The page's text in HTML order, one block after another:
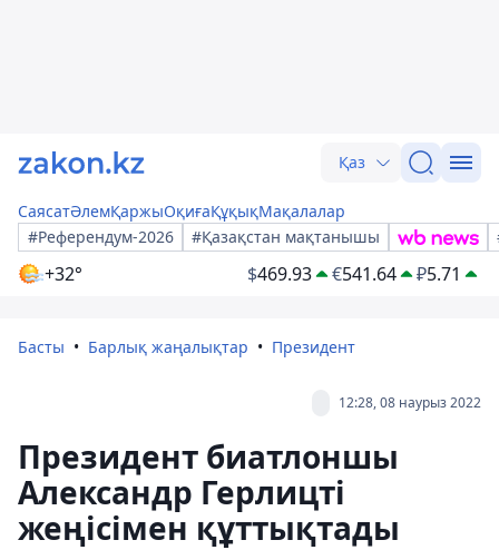
Қаз
СаясатӘлемҚаржыОқиғаҚұқықМақалалар
#Референдум-2026
#Қазақстан мақтанышы
+32° $469.93 €541.64 ₽5.71
Басты Барлық жаңалықтар Президент
12:28, 08 наурыз 2022
Президент биатлоншы
Александр Герлицті
жеңісімен құттықтады